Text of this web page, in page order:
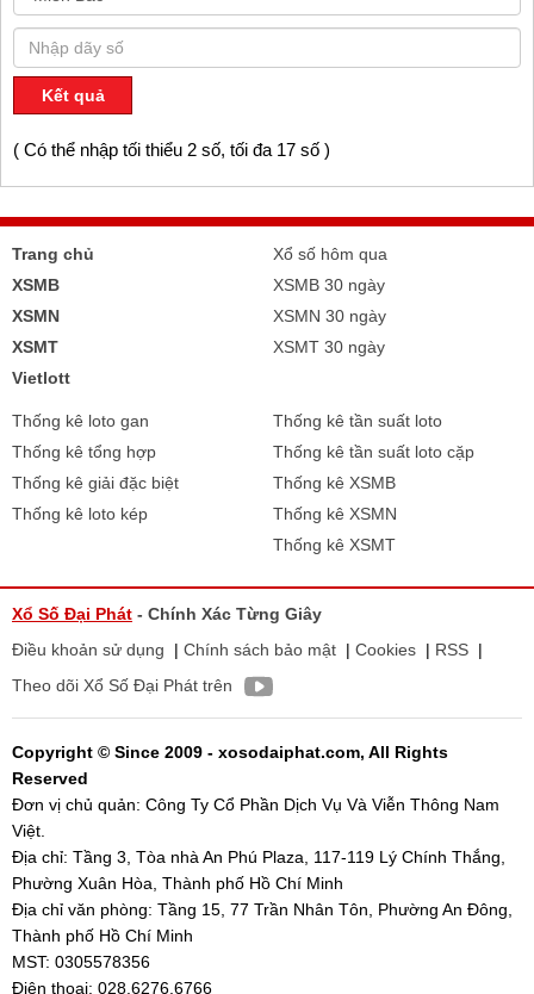
Kết quả
( Có thể nhập tối thiểu 2 số, tối đa 17 số )
Trang chủ
XSMB
XSMN
XSMT
Vietlott
Xổ số hôm qua
XSMB 30 ngày
XSMN 30 ngày
XSMT 30 ngày
Thống kê loto gan
Thống kê tổng hợp
Thống kê giải đặc biệt
Thống kê loto kép
Thống kê tần suất loto
Thống kê tần suất loto cặp
Thống kê XSMB
Thống kê XSMN
Thống kê XSMT
Xổ Số Đại Phát - Chính Xác Từng Giây
Điều khoản sử dụng
| Chính sách bảo mật | Cookies | RSS |
Theo dõi Xổ Số Đại Phát trên
Copyright © Since 2009 - xosodaiphat.com, All Rights
Reserved
Đơn vị chủ quản: Công Ty Cổ Phần Dịch Vụ Và Viễn Thông Nam
Việt.
Địa chỉ: Tầng 3, Tòa nhà An Phú Plaza, 117-119 Lý Chính Thắng,
Phường Xuân Hòa, Thành phố Hồ Chí Minh
Địa chỉ văn phòng: Tầng 15, 77 Trần Nhân Tôn, Phường An Đông,
Thành phố Hồ Chí Minh
MST: 0305578356
Điện thoại: 028.6276.6766